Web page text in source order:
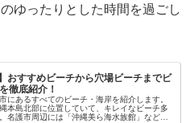
ゆったりとした時間を過ごし
おすすめビーチから穴場ビーチまでビ
徹底紹介！
にあるすべてのビーチ・海岸を紹介します。
本島北部に位置していて、キレイなビーチ多
名護市周辺には「沖縄美ら海水族館」など多